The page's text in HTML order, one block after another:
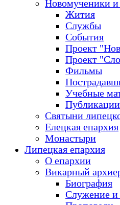
Новомученики
Жития
Службы
События
Проект
Проект
Фильмы
Учебные
Святыни
Елецкая епархия
Монастыри
Липецкая епархия
О епархии
Викарный
Биография
Служение и